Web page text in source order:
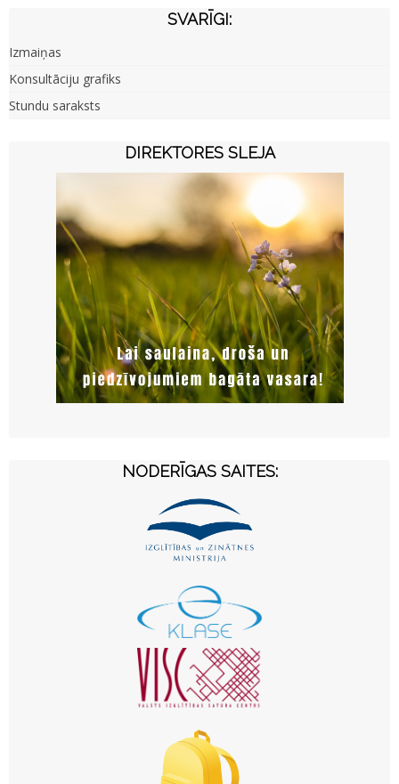
SVARĪGI:
Izmaiņas
Konsultāciju grafiks
Stundu saraksts
DIREKTORES SLEJA
NODERĪGAS SAITES: